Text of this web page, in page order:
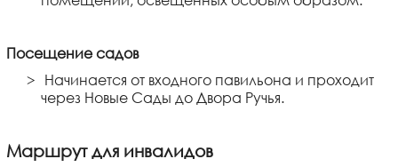
Посещение садов
Начинается от входного павильона и проходит
через Новые Сады до Двора Ручья.
Маршрут для инвалидов